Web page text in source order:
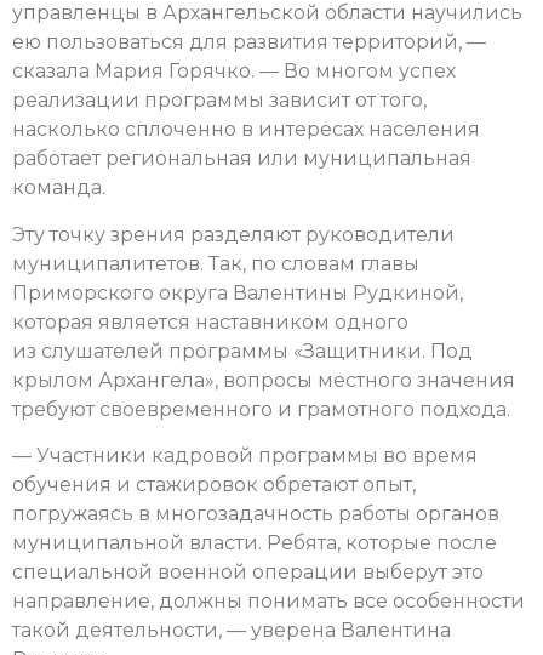
управленцы в Архангельской области научились
ею пользоваться для развития территорий, —
сказала Мария Горячко. — Во многом успех
реализации программы зависит от того,
насколько сплоченно в интересах населения
работает региональная или муниципальная
команда.
Эту точку зрения разделяют руководители
муниципалитетов. Так, по словам главы
Приморского округа Валентины Рудкиной,
которая является наставником одного
из слушателей программы «Защитники. Под
крылом Архангела», вопросы местного значения
требуют своевременного и грамотного подхода.
— Участники кадровой программы во время
обучения и стажировок обретают опыт,
погружаясь в многозадачность работы органов
муниципальной власти. Ребята, которые после
специальной военной операции выберут это
направление, должны понимать все особенности
такой деятельности, — уверена Валентина